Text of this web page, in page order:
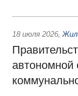
18 июля 2026,
автономной